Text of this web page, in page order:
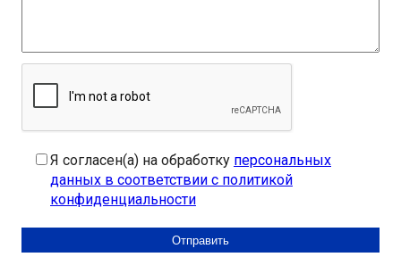
Я согласен(а) на обработку персональных
данных в соответствии с политикой
конфиденциальности